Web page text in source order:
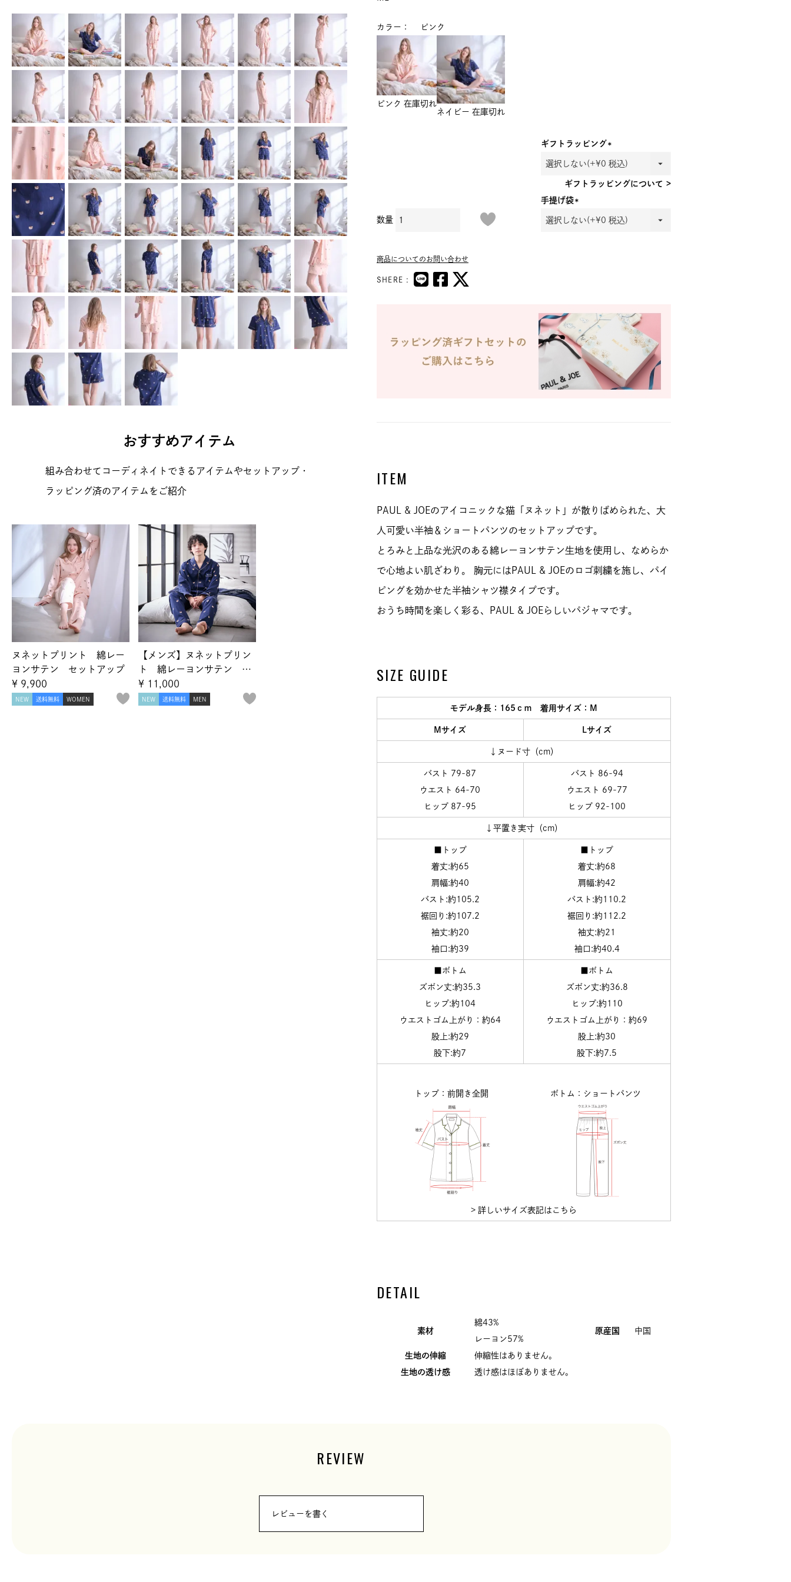
カラー ピンク
ピンク 在庫切れ
ネイビー 在庫切れ
ギフトラッピング
(必
ギフトラッピングについて >
手提げ袋
(必
商品についてのお問い合わせ
SHERE :
おすすめアイテム
組み合わせてコーディネイトできるアイテムやセットアップ・
ラッピング済のアイテムをご紹介
ヌネットプリント 綿レー
ヨンサテン セットアップ
NEW 送料無料 WOMEN
¥ 9,900
【メンズ】ヌネットプリン
ト 綿レーヨンサテン セ
ットアップ
NEW 送料無料 MEN
¥ 11,000
ITEM
PAUL & JOEのアイコニックな猫「ヌネット」が散りばめられた、大
人可愛い半袖＆ショートパンツのセットアップです。
とろみと上品な光沢のある綿レーヨンサテン生地を使用し、なめらか
で心地よい肌ざわり。 胸元にはPAUL & JOEのロゴ刺繍を施し、パイ
ピングを効かせた半袖シャツ襟タイプです。
おうち時間を楽しく彩る、PAUL & JOEらしいパジャマです。
SIZE GUIDE
モデル身長：165ｃｍ 着用サイズ：M
Mサイズ Lサイズ
↓ヌード寸（cm）
バスト 79-87
ウエスト 64-70
ヒップ 87-95
バスト 86-94
ウエスト 69-77
ヒップ 92-100
↓平置き実寸（cm）
■トップ
着丈:約65
肩幅:約40
バスト:約105.2
裾回り:約107.2
袖丈:約20
袖口:約39
■トップ
着丈:約68
肩幅:約42
バスト:約110.2
裾回り:約112.2
袖丈:約21
袖口:約40.4
■ボトム
ズボン丈:約35.3
ヒップ:約104
ウエストゴム上がり：約64
股上:約29
股下:約7
■ボトム
ズボン丈:約36.8
ヒップ:約110
ウエストゴム上がり：約69
股上:約30
股下:約7.5
トップ：前開き全開 ボトム：ショートパンツ
> 詳しいサイズ表記はこちら
DETAIL
素材
綿43%
レーヨン57%
原産国 中国
生地の伸縮
伸縮性はありません。
生地の透け感
透け感はほぼありません。
REVIEW
レビューを書く